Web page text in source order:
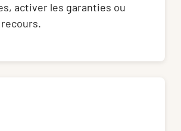
activer les garanties ou